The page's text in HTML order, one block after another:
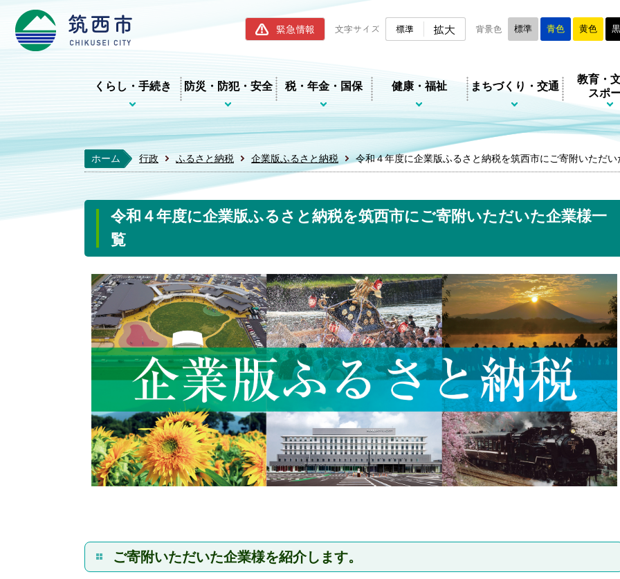
筑西市ホームページ
緊急情報 文字サイズ 標準 拡大 背景色 標準 青色 黄色
くらし・手続き 防災・防犯・安全 税・年金・国保 健康・福祉 まちづくり・交通
教育・
スポ
ホーム 行政 ふるさと納税 企業版ふるさと納税 令和４年度に企業版ふるさと納税を筑西市にご寄附いただ
令和４年度に企業版ふるさと納税を筑西市にご寄附いただいた企業様一
覧
ご寄附いただいた企業様を紹介します。